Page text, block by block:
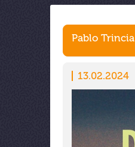
Pablo Trincia
13.02.2024